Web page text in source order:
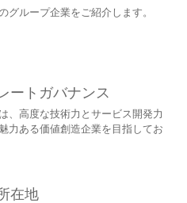
グループ企業をご紹介します。
ートガバナンス
、高度な技術力とサービス開発力
力ある価値創造企業を目指してお
在地